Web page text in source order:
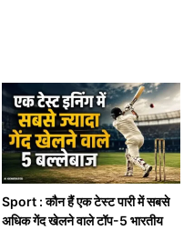
Sport : कौन हैं एक टेस्ट पारी में सबसे
अधिक गेंद खेलने वाले टॉप-5 भारतीय